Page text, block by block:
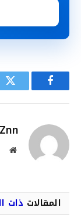
فيسبوك
المقالات ذات